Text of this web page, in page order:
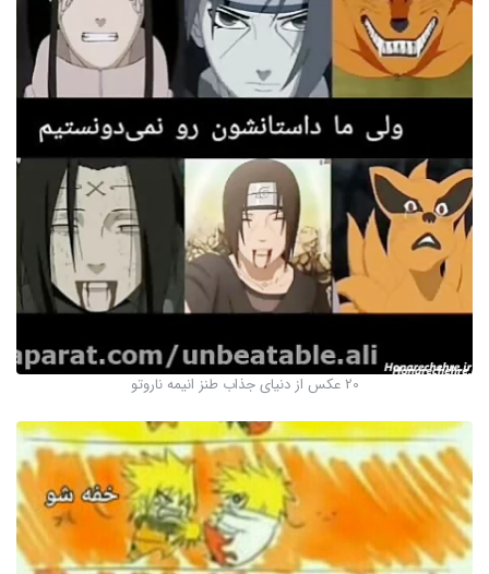
20 عکس از دنیای جذاب طنز انیمه ناروتو